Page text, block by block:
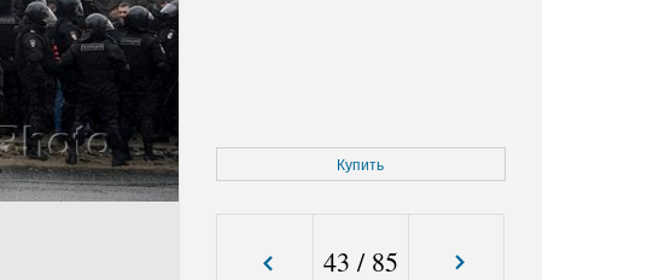
Купить
43 / 85